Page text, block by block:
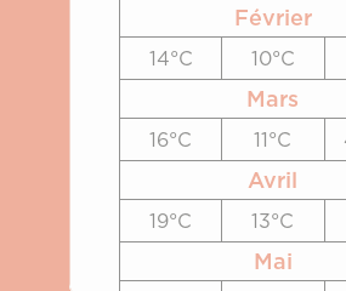
Février
14°C 10°C
Mars
16°C 11°C
Avril
19°C 13°C
Mai